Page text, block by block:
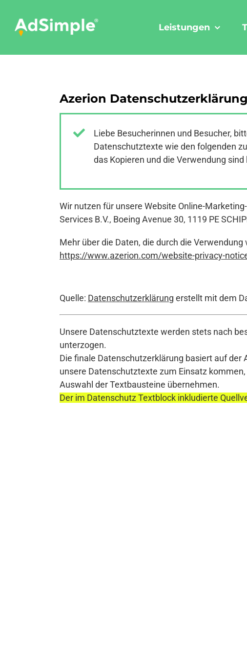
content
Leistungen
Azerion
Liebe Besucherinnen und Besucher,
Datenschutztexte wie den folgenden
das Kopieren und die Verwendung
Wir nutzen für unsere Website Online-
Services B.V., Boeing Avenue 30, 1119 PE
Mehr über die Daten, die durch die
https://www.azerion.com/website-privacy-
Quelle: Datenschutzerklärung erstellt mit dem
Unsere Datenschutztexte werden stets nach
unterzogen.
Die finale Datenschutzerklärung basiert auf der
unsere Datenschutztexte zum Einsatz
Auswahl der Textbausteine übernehmen.
Der im Datenschutz Textblock inkludierte